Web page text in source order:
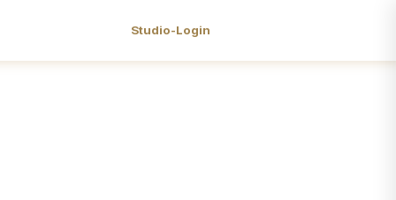
Studio-Login